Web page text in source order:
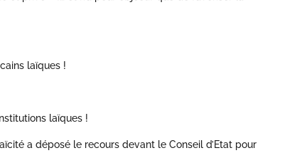
laïques !
laïques !
a déposé le recours devant le Conseil d’Etat pour